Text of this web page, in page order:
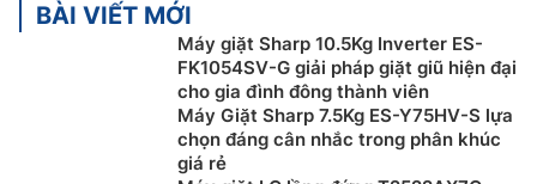
BÀI VIẾT MỚI
Máy giặt Sharp 10.5Kg Inverter ES-
FK1054SV-G giải pháp giặt giũ hiện đại
cho gia đình đông thành viên
Máy Giặt Sharp 7.5Kg ES-Y75HV-S lựa
chọn đáng cân nhắc trong phân khúc
giá rẻ